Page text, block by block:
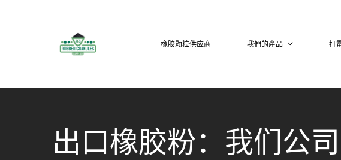
橡胶颗粒供应商 我們的產品 打
出口橡胶粉：我们公